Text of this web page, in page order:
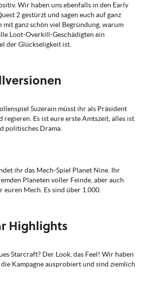
Wir haben uns ebenfalls in den Early
2 gestürzt und sagen euch auf ganz
mit ganz schön viel Begründung, warum
Loot-Overkill-Geschädigten ein
der Glückseligkeit ist.
Suzerain müsst ihr als Präsident
regieren. Es ist eure erste Amtszeit, alles ist
politisches Drama.
ihr das Mech-Spiel Planet Nine. Ihr
Planeten voller Feinde, aber auch
Mech. Es sind über 1.000.
Highlights
Starcraft? Der Look, das Feel! Wir haben
Kampagne ausprobiert und sind ziemlich